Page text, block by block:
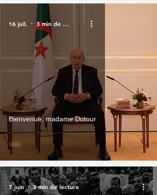
Bienvenue, madame Dutour
16 juil. 3 min de lecture
7 juin 3 min de lecture